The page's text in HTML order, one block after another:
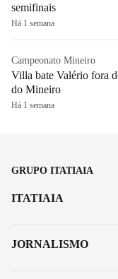
semifinais
Há 1 semana
Campeonato Mineiro
Villa bate Valério fora
do Mineiro
Há 1 semana
GRUPO ITATIAIA
ITATIAIA
JORNALISMO